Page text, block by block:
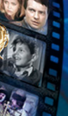
джаз в живом
крики чаек,
Двухпалубный
имеет две
бар, где
напитки,
дополнить
любимым